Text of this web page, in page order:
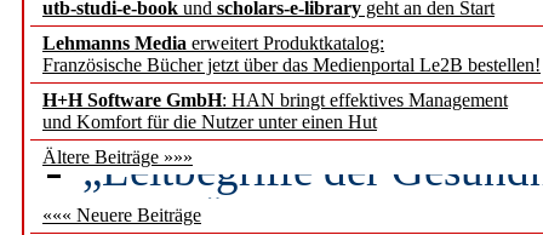
utb-studi-e-book und scholars-e-library geht an den Start
Lehmanns Media erweitert Produktkatalog:
Französische Bücher jetzt über das Medienportal Le2B bestellen!
H+H Software GmbH: HAN bringt effektives Management
und Komfort für die Nutzer unter einen Hut
Ältere Beiträge »»»
««« Neuere Beiträge
Künstliche Intelligenz
besser zu verstehen
„Leitbegriffe der
des BIÖG erscheinen